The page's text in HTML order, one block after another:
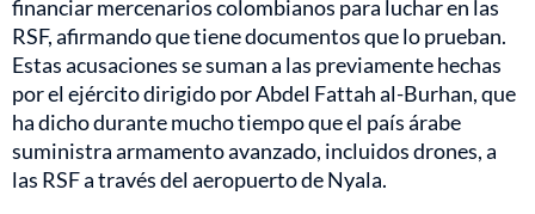
financiar mercenarios colombianos para luchar en las
RSF, afirmando que tiene documentos que lo prueban.
Estas acusaciones se suman a las previamente hechas
por el ejército dirigido por Abdel Fattah al-Burhan, que
ha dicho durante mucho tiempo que el país árabe
suministra armamento avanzado, incluidos drones, a
las RSF a través del aeropuerto de Nyala.